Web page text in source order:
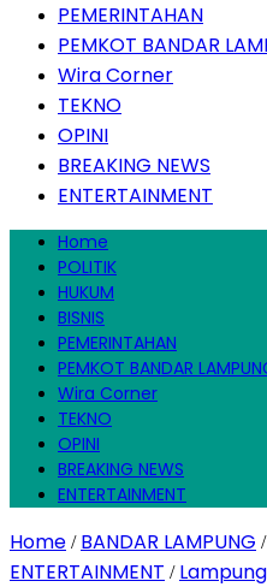
PEMERINTAHAN
PEMKOT BANDAR
Wira Corner
TEKNO
OPINI
BREAKING NEWS
ENTERTAINMENT
Home
POLITIK
HUKUM
BISNIS
PEMERINTAHAN
PEMKOT BANDAR
Wira Corner
TEKNO
OPINI
BREAKING NEWS
ENTERTAINMENT
Home / BANDAR LAMPUNG /
ENTERTAINMENT /